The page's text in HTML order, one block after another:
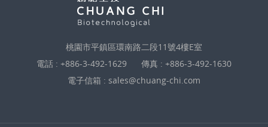
桃園市平鎮區環南路二段11號4樓E室
電話 : +886-3-492-1629
傳真 : +886-3-492-1630
電子信箱 : sales@chuang-chi.com